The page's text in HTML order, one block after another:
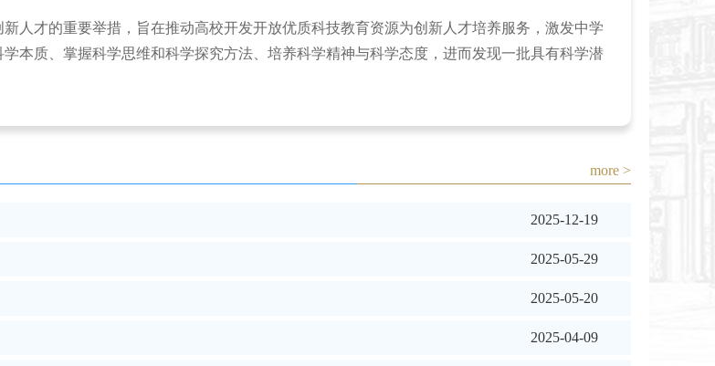
人才的重要举措，旨在推动高校开发开放优质科技教育资源为创新人才培养服务，激发中学
本质、掌握科学思维和科学探究方法、培养科学精神与科学态度，进而发现一批具有科学潜
more >
2025-12-19
2025-05-29
2025-05-20
2025-04-09